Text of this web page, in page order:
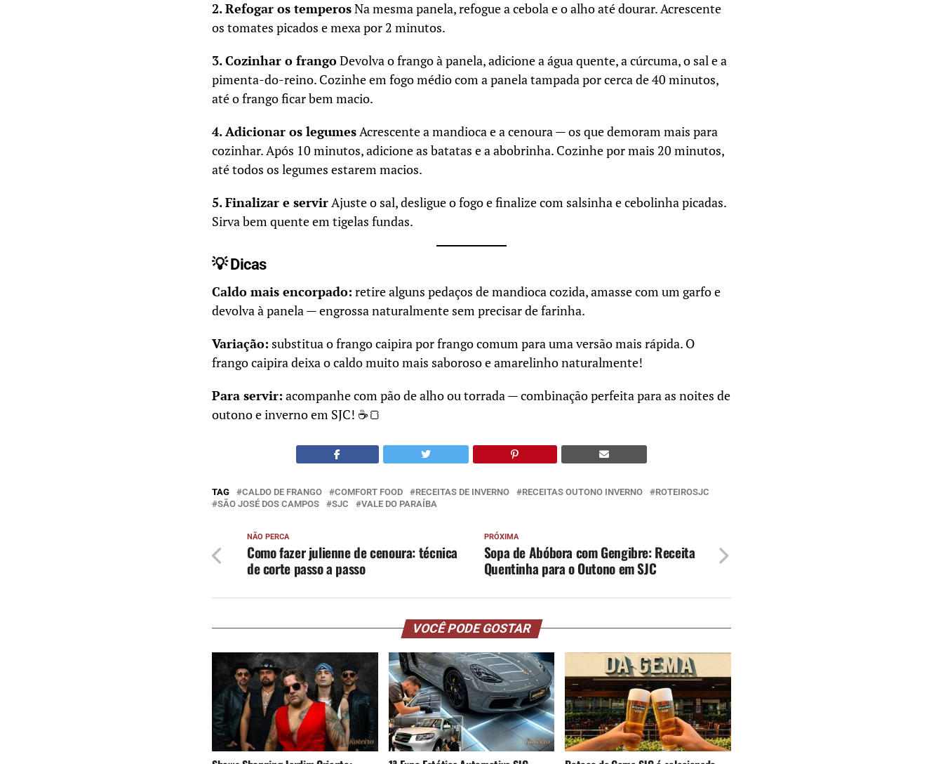
2. Refogar os temperosNa mesma panela, refogue a cebola e o alho até dourar. Acrescente
os tomates picados e mexa por 2 minutos.
3. Cozinhar o frangoDevolva o frango à panela, adicione a água quente, a cúrcuma, o sal e a
pimenta-do-reino. Cozinhe em fogo médio com a panela tampada por cerca de 40 minutos,
até o frango ficar bem macio.
4. Adicionar os legumes Acrescente a mandioca e a cenoura — os que demoram mais para
cozinhar. Após 10 minutos, adicione as batatas e a abobrinha. Cozinhe por mais 20 minutos,
até todos os legumes estarem macios.
5. Finalizar e servir Ajuste o sal, desligue o fogo e finalize com salsinha e cebolinha picadas.
Sirva bem quente em tigelas fundas.
💡 Dicas
Caldo mais encorpado: retire alguns pedaços de mandioca cozida, amasse com um garfo e
devolva à panela — engrossa naturalmente sem precisar de farinha.
Variação: substitua o frango caipira por frango comum para uma versão mais rápida. O
frango caipira deixa o caldo muito mais saboroso e amarelinho naturalmente!
Para servir: acompanhe com pão de alho ou torrada — combinação perfeita para as noites de
outono e inverno em SJC! ☕🍞
TAG CALDO DE FRANGO COMFORT FOOD RECEITAS DE INVERNO RECEITAS OUTONO INVERNO
ROTEIROSJC
SÃO JOSÉ DOS CAMPOS
SJC VALE DO PARAÍBA
PRÓXIMA
Sopa de Abóbora com Gengibre: Receita
Quentinha para o Outono em SJC
NÃO PERCA
Como fazer julienne de cenoura: técnica
de corte passo a passo
VOCÊ PODE GOSTAR